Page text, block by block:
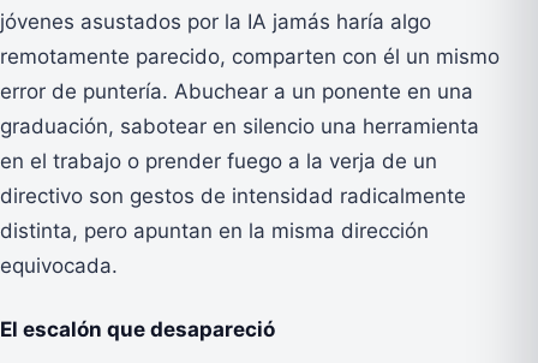
jóvenes asustados por la IA jamás haría algo
remotamente parecido, comparten con él un mismo
error de puntería. Abuchear a un ponente en una
graduación, sabotear en silencio una herramienta
en el trabajo o prender fuego a la verja de un
directivo son gestos de intensidad radicalmente
distinta, pero apuntan en la misma dirección
equivocada.
El escalón que desapareció